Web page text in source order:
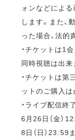
ォンなどによる
します。また、
った場合、法的
・チケットは1
同時視聴は出来
・チケットは第
ットのご購入
・ライブ配信
6月26日（金）
8日（日）23:59